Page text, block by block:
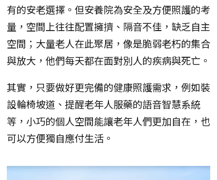
有的安老選擇。但安養院為安全及方便照護的考
量，空間上往往配置擁擠、隔音不佳，缺乏自主
空間；大量老人在此聚居，像是脆弱老朽的集合
與放大，他們每天都在面對別人的疾病與死亡。
其實，只要做好更完備的健康照護需求，例如裝
設輪椅坡道、提醒老年人服藥的語音智慧系統
等，小巧的個人空間能讓老年人們更加自在，也
可以方便獨自應付生活。